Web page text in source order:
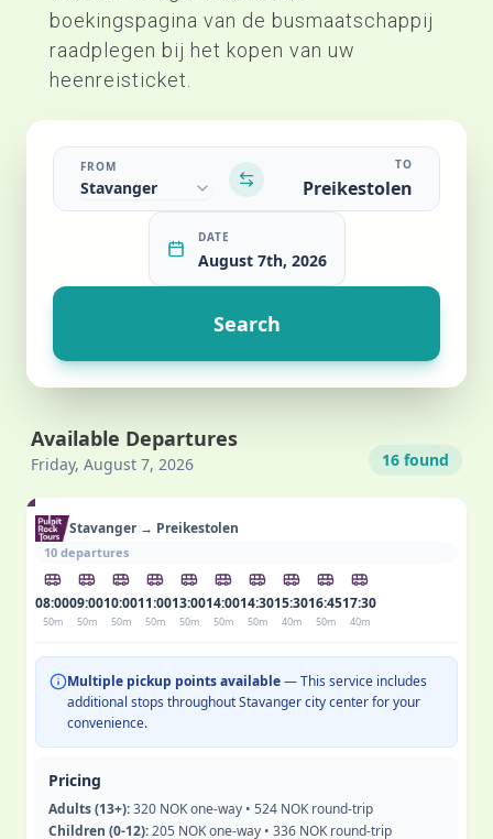
boekingspagina van de busmaatschappij
raadplegen bij het kopen van uw
heenreisticket.